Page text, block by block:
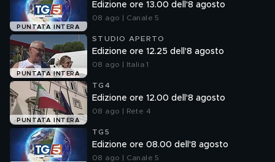
PUNTATA INTERA
Edizione ore 13.00 dell'8 agosto
08 ago | Canale 5
PUNTATA INTERA
STUDIO APERTO
Edizione ore 12.25 dell'8 agosto
08 ago | Italia 1
PUNTATA INTERA
TG4
Edizione ore 12.00 dell'8 agosto
08 ago | Rete 4
TG5
Edizione ore 08.00 dell'8 agosto
08 ago | Canale 5